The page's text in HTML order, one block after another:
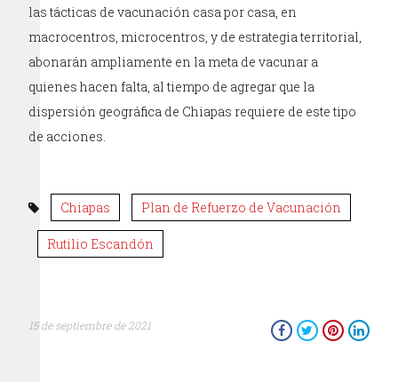
las tácticas de vacunación casa por casa, en
macrocentros, microcentros, y de estrategia territorial,
abonarán ampliamente en la meta de vacunar a
quienes hacen falta, al tiempo de agregar que la
dispersión geográfica de Chiapas requiere de este tipo
de acciones.
Chiapas Plan de Refuerzo de Vacunación
Rutilio Escandón
15 de septiembre de 2021